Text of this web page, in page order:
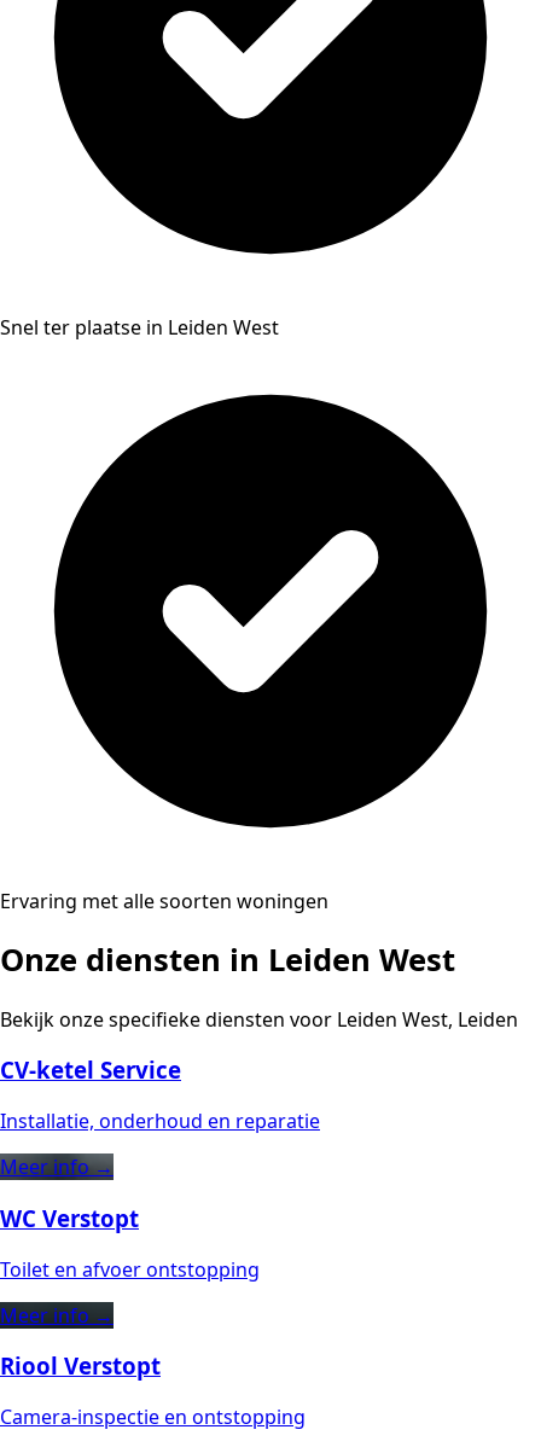
Snel ter plaatse in Leiden West
Ervaring met alle soorten woningen
Onze diensten in Leiden West
Bekijk onze specifieke diensten voor Leiden West, Leiden
CV-ketel Service
Installatie, onderhoud en reparatie
Meer info →
WC Verstopt
Toilet en afvoer ontstopping
Meer info →
Riool Verstopt
Camera-inspectie en ontstopping